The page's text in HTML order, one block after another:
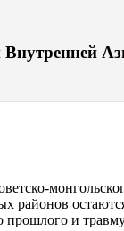
районов
прошлого и